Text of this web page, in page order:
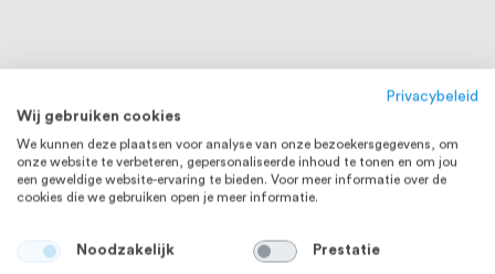
Privacybeleid
Wij gebruiken cookies
We kunnen deze plaatsen voor analyse van onze bezoekersgegevens, om
onze website te verbeteren, gepersonaliseerde inhoud te tonen en om jou
een geweldige website-ervaring te bieden. Voor meer informatie over de
cookies die we gebruiken open je meer informatie.
Noodzakelijk Prestatie